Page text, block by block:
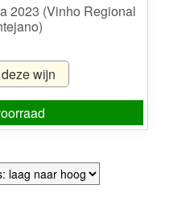
2023 (Vinho Regional
wijn